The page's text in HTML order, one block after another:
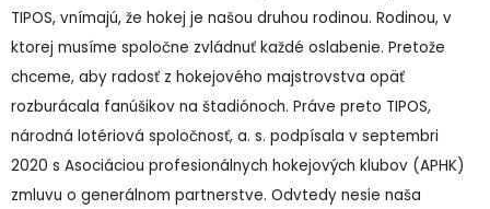
TIPOS, vnímajú, že hokej je našou druhou rodinou. Rodinou, v
ktorej musíme spoločne zvládnuť každé oslabenie. Pretože
chceme, aby radosť z hokejového majstrovstva opäť
rozburácala fanúšikov na štadiónoch. Práve preto TIPOS,
národná lotériová spoločnosť, a. s. podpísala v septembri
2020 s Asociáciou profesionálnych hokejových klubov (APHK)
zmluvu o generálnom partnerstve. Odvtedy nesie naša